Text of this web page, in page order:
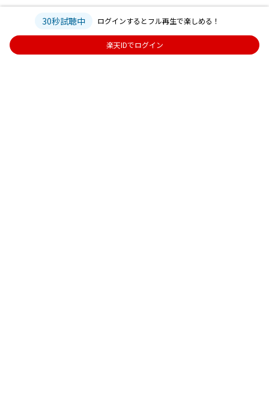
30秒試聴中 ログインするとフル再生で楽しめる！
楽天IDでログイン